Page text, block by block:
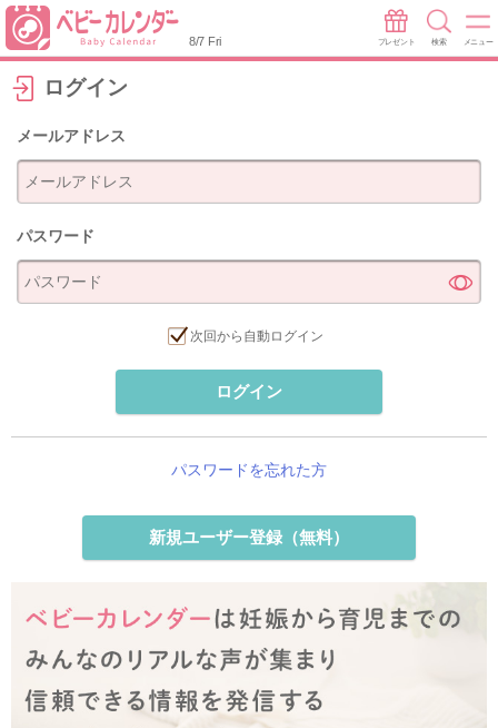
8/7 Fri プレゼント 検索 メニュー
ログイン
メールアドレス
パスワード
次回から自動ログイン
ログイン
パスワードを忘れた方
新規ユーザー登録（無料）